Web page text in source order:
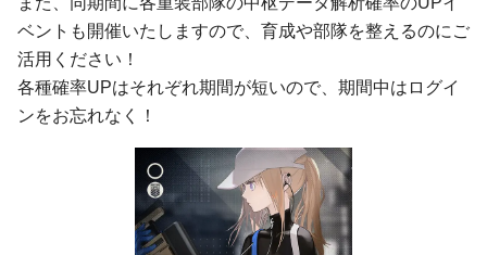
ベントも開催いたしますので、育成や部隊を整えるのにご
活用ください！
各種確率UPはそれぞれ期間が短いので、期間中はログイ
ンをお忘れなく！